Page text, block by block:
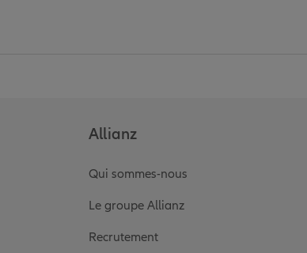
Allianz
Qui sommes-nous
Le groupe Allianz
Recrutement